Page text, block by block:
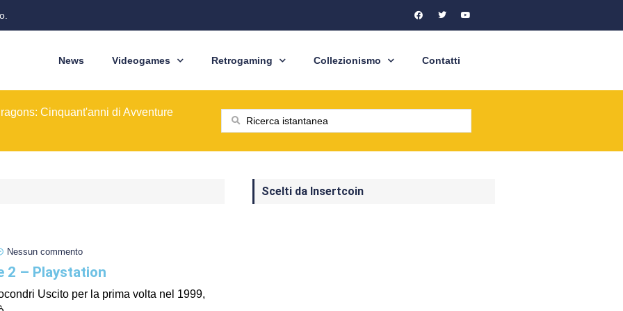
News Videogames Retrogaming Collezionismo Contatti
del modello originale
le sale giochi nel 1989
Cinquant'anni di Avventure
dal pixel al Sottosopra
BioWare
nostre tasche
del modello originale
le sale giochi nel 1989
Nessun commento
2 – Playstation
Uscito per la prima volta nel 1999,
Scelti da Insertcoin